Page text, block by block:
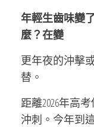
年輕生齒味變
麼？在變
更年夜的沖擊
替。
距離2026年高
沖刺。今年到